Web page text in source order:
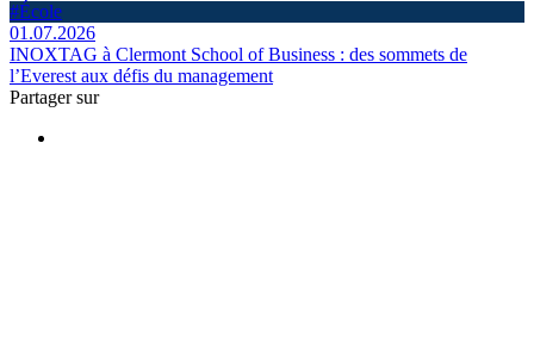
#École
01.07.2026
INOXTAG à Clermont School of Business : des sommets de
l’Everest aux défis du management
Partager sur